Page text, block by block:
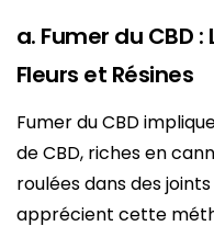
a. Fumer du CBD
Fleurs et Résines
Fumer du CBD
de CBD, riches en
roulées dans des
apprécient cette